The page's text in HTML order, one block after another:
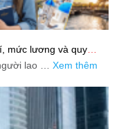
mức lương và quy
lao … Xem thêm